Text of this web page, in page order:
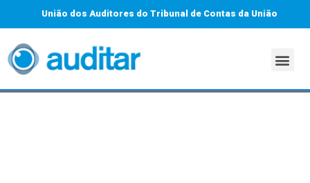
União dos Auditores do Tribunal de Contas da União